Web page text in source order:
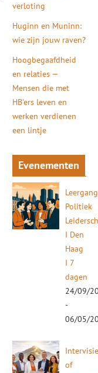
verloting
Huginn en Muninn:
wie zijn jouw raven?
Hoogbegaafdheid
en relaties —
Mensen die met
HB'ers leven en
werken verdienen
een lintje
Evenementen
Leergang
Politiek
I Den
Haag
I 7
dagen
24/09/
-
06/05/
of